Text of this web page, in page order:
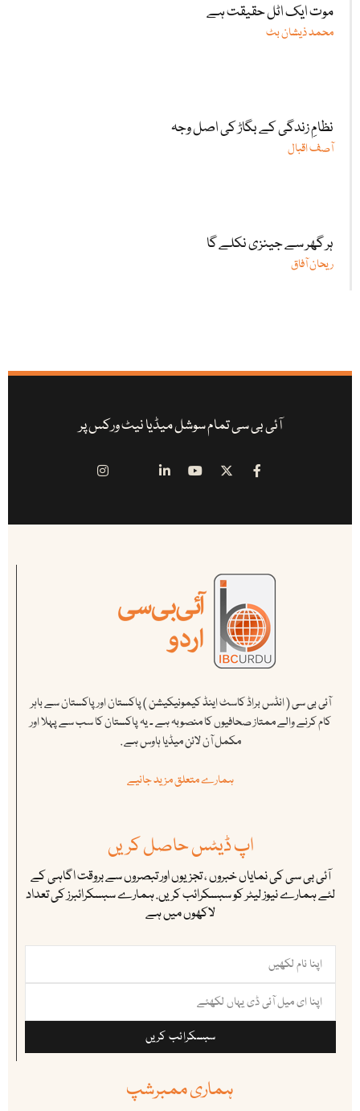
موت ایک اٹل حقیقت ہے
محمد ذیشان بٹ
نظامِ زندگی کے بگاڑ کی اصل وجہ
آصف اقبال
ہر گھر سے جینزی نکلے گا
ریحان آفاق
آئی بی سی تمام سوشل میڈیا نیٹ ورکس پر
آئی بی سی ( انڈس براڈ کاسٹ اینڈ کیمونیکیشن ) پاکستان اور پاکستان سے باہر
کام کرنے والے ممتاز صحافیوں کا منصوبہ ہے ۔ یہ پاکستان کا سب سے پہلا اور
مکمل آن لائن میڈیا ہاوس ہے .
ہمارے متعلق مزید جانیے
اپ ڈیٹس حاصل کریں
آئی بی سی کی نمایاں خبروں ، تجزیوں اور تبصروں سے بروقت اگاہی کے
لئے ہمارے نیوز لیٹر کو سبسکرائب کریں. ہمارے سبسکرائبرز کی تعداد
لاکھوں میں ہے
سبسکرائب کریں
ہماری ممبرشپ